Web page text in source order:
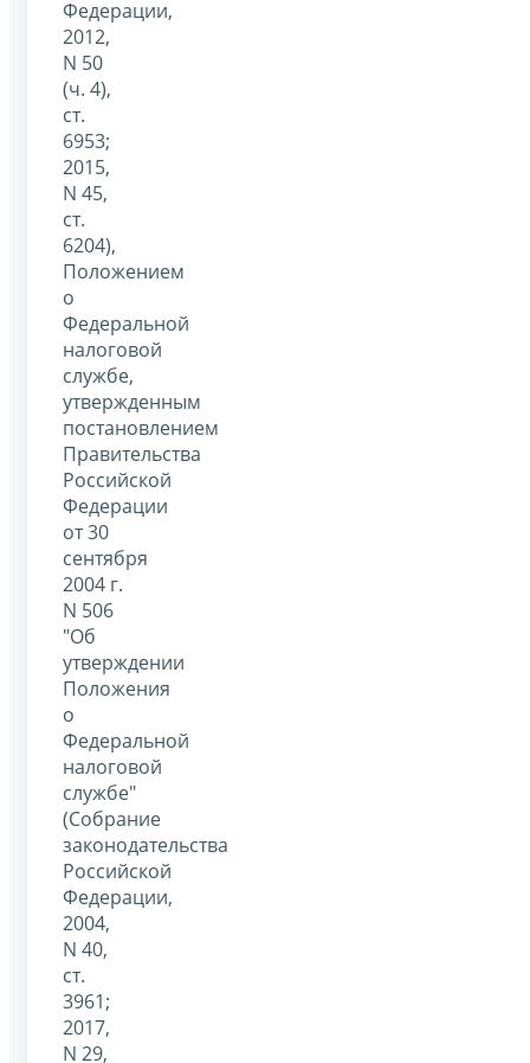
Федерации,
2012,
N 50
(ч. 4),
ст.
6953;
2015,
N 45,
ст.
6204),
Положением
о
Федеральной
налоговой
службе,
утвержденным
постановлением
Правительства
Российской
Федерации
от 30
сентября
2004 г.
N 506
"Об
утверждении
Положения
о
Федеральной
налоговой
службе"
(Собрание
законодательства
Российской
Федерации,
2004,
N 40,
ст.
3961;
2017,
N 29,